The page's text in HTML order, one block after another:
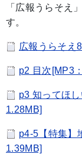
「広報うらそえ
す。
広報うらそえ
p2 目次[MP3
p3 知ってほ
1.28MB]
p4-5【特集】
1.39MB]